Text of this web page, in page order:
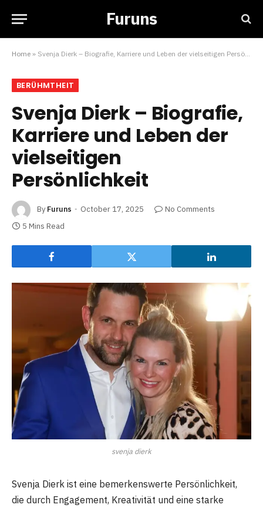
Furuns
Home » Svenja Dierk – Biografie, Karriere und Leben der vielseitigen Persönlichkeit
BERÜHMTHEIT
Svenja Dierk – Biografie,
Karriere und Leben der
vielseitigen
Persönlichkeit
By Furuns October 17, 2025
No Comments
5 Mins Read
svenja dierk
Svenja Dierk ist eine bemerkenswerte Persönlichkeit,
die durch Engagement, Kreativität und eine starke